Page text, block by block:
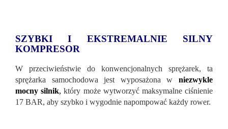
SZYBKI I EKSTREMALNIE SILNY
KOMPRESOR
W przeciwieństwie do konwencjonalnych sprężarek, ta
sprężarka samochodowa jest wyposażona w niezwykle
mocny silnik, który może wytworzyć maksymalne ciśnienie
17 BAR, aby szybko i wygodnie napompować każdy rower.